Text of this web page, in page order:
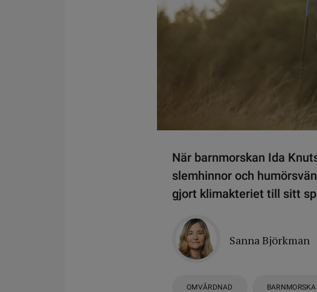
När barnmorskan Ida
slemhinnor och
gjort klimakteriet till sitt
Sanna Björkman
OMVÅRDNAD BARNMORSKA